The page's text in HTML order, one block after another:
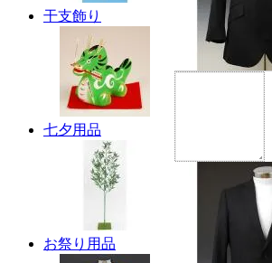
干支飾り
七夕用品
お祭り用品